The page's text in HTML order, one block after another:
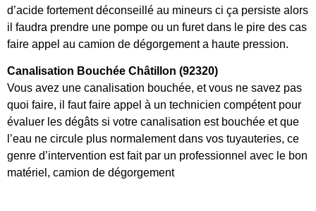
d’acide fortement déconseillé au mineurs ci ça persiste alors
il faudra prendre une pompe ou un furet dans le pire des cas
faire appel au camion de dégorgement a haute pression.
Canalisation Bouchée Châtillon (92320)
Vous avez une canalisation bouchée, et vous ne savez pas
quoi faire, il faut faire appel à un technicien compétent pour
évaluer les dégâts si votre canalisation est bouchée et que
l’eau ne circule plus normalement dans vos tuyauteries, ce
genre d’intervention est fait par un professionnel avec le bon
matériel, camion de dégorgement